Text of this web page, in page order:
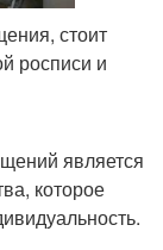
стоит
росписи и
является
которое